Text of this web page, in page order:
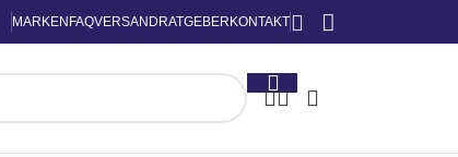
MARKEN FAQVERSAND RATGEBER KONTAKT